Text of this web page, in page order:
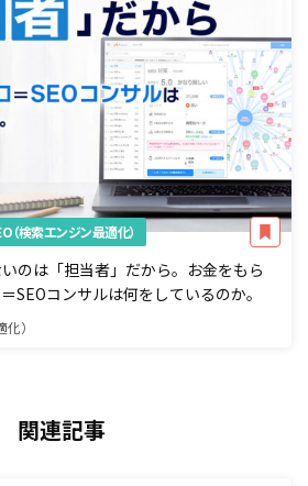
（検索エンジン最適化）
のは「担当者」だから。お金をもら
SEOコンサルは何をしているのか。
）
関連記事